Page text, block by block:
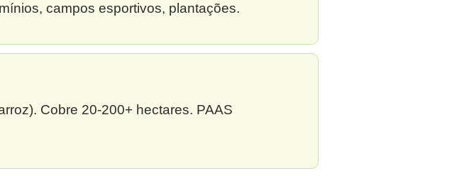
campos esportivos, plantações.
Cobre 20-200+ hectares. PAAS